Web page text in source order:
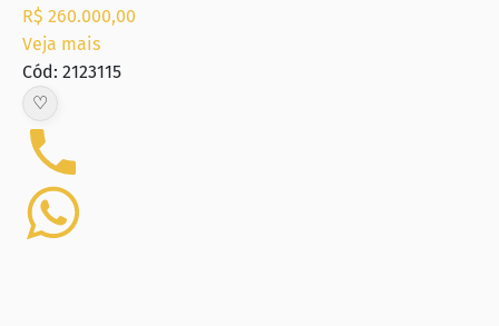
R$ 260.000,00
Veja mais
Cód: 2123115
♡